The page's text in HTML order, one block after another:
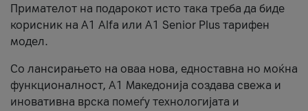
Примателот на подарокот исто така треба да биде
корисник на А1 Alfa или A1 Senior Plus тарифен
модел.
Со лансирањето на оваа нова, едноставна но моќна
функционалност, А1 Македонија создава свежа и
иновативна врска помеѓу технологијата и